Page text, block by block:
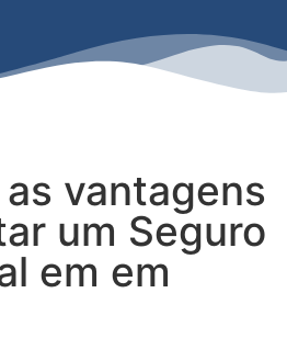
vantagens
um Seguro
em em